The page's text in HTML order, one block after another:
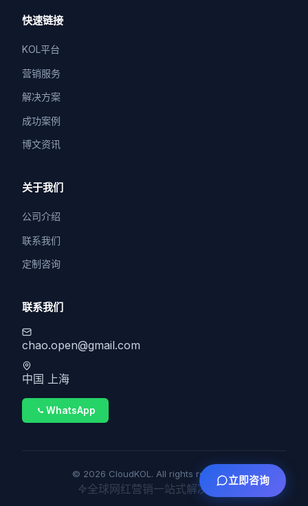
快速链接
KOL平台
营销服务
解决方案
成功案例
博文资讯
关于我们
公司介绍
联系我们
定制咨询
联系我们
chao.open@gmail.com
中国 上海
WhatsApp
© 2026 CloudKOL. All rights reserved.
全球网红营销一站式解决方案
立即咨询